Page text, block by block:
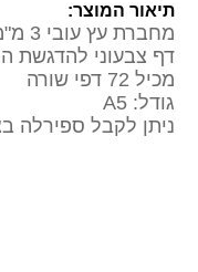
תיאור המוצר:
מחברת עץ עובי 3 מ"מ
דף צבעוני להדגשת
מכיל 72 דפי שורה
גודל: A5
ניתן לקבל ספירלה